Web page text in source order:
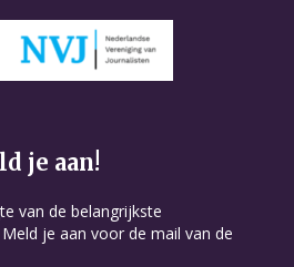
je aan!
van de belangrijkste
je aan voor de mail van de